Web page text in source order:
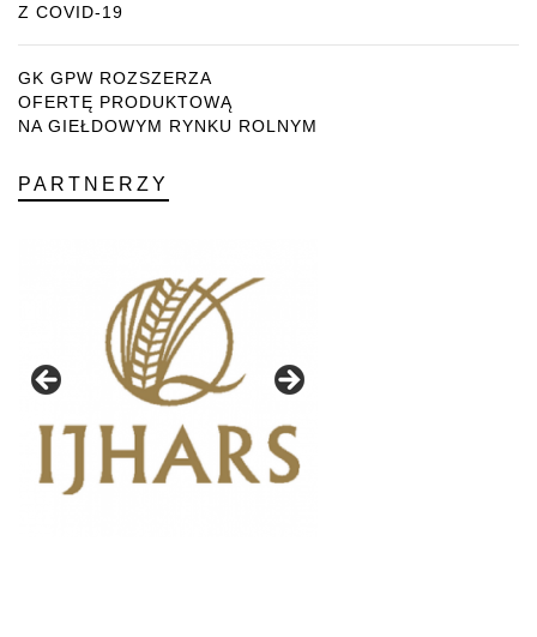
Z COVID-19
GK GPW ROZSZERZA
OFERTĘ PRODUKTOWĄ
NA GIEŁDOWYM RYNKU ROLNYM
PARTNERZY